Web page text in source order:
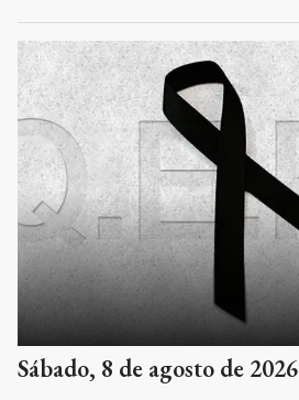
Sábado, 8 de agosto de 2026